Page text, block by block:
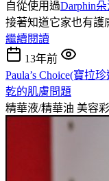
自從使用過Darphin
接著知道它家也有護
繼續閱讀
13年前
Paula’s Choice(寶拉
乾的肌膚問題
精華液/精華油 美容